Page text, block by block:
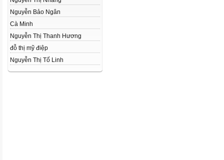
Nguyễn Bảo Ngân
Cà Minh
Nguyễn Thị Thanh Hương
đỗ thị mỹ điệp
Nguyễn Thị Tố Linh